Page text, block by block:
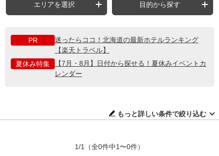
エリアを選択 目的から探す
PR
迷ったらココ！北海道の最新ホテルランキング
【楽天トラベル】
夏休み特集
【7月・8月】日付から探せる！夏休みイベントカ
レンダー
もっと詳しい条件で絞り込む
1/1 （全0件中1〜0件）